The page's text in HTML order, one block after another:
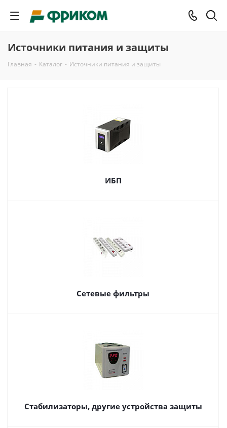
Источники питания и защиты
Главная - Каталог - Источники питания и защиты
ИБП
Сетевые фильтры
Стабилизаторы, другие устройства защиты